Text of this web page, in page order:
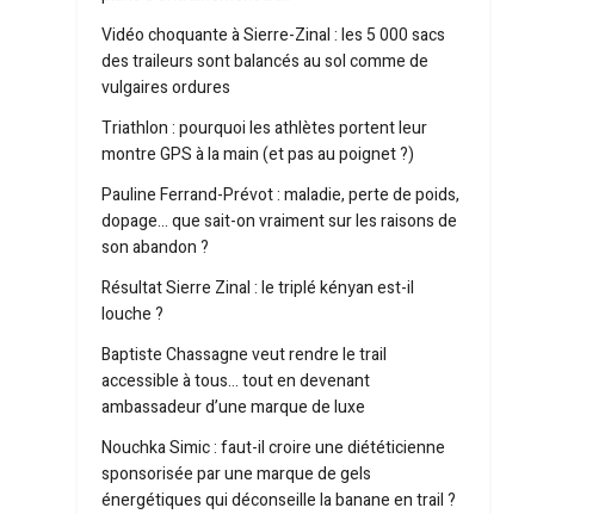
Vidéo choquante à Sierre-Zinal : les 5 000 sacs
des traileurs sont balancés au sol comme de
vulgaires ordures
Triathlon : pourquoi les athlètes portent leur
montre GPS à la main (et pas au poignet ?)
Pauline Ferrand-Prévot : maladie, perte de poids,
dopage… que sait-on vraiment sur les raisons de
son abandon ?
Résultat Sierre Zinal : le triplé kényan est-il
louche ?
Baptiste Chassagne veut rendre le trail
accessible à tous… tout en devenant
ambassadeur d’une marque de luxe
Nouchka Simic : faut-il croire une diététicienne
sponsorisée par une marque de gels
énergétiques qui déconseille la banane en trail ?